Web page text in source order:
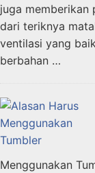
juga memberikan
dari teriknya
ventilasi yang
berbahan …
Menggunakan